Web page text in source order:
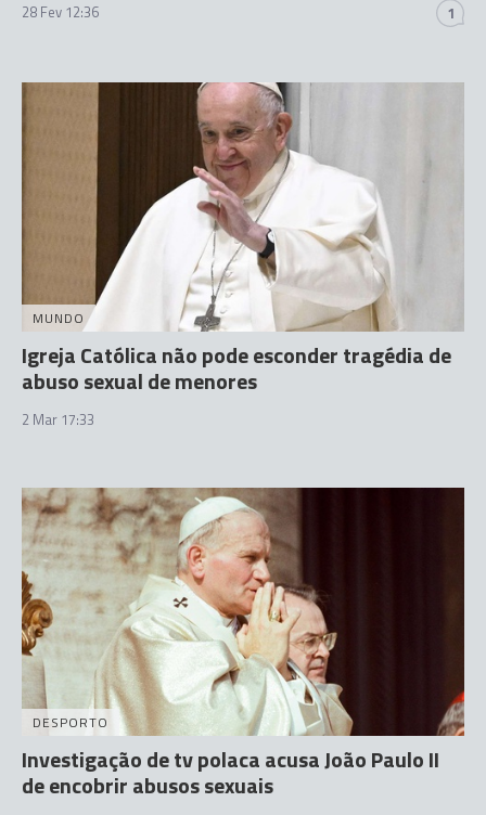
28 Fev 12:36 1
MUNDO
Igreja Católica não pode esconder tragédia de
abuso sexual de menores
2 Mar 17:33
DESPORTO
Investigação de tv polaca acusa João Paulo II
de encobrir abusos sexuais